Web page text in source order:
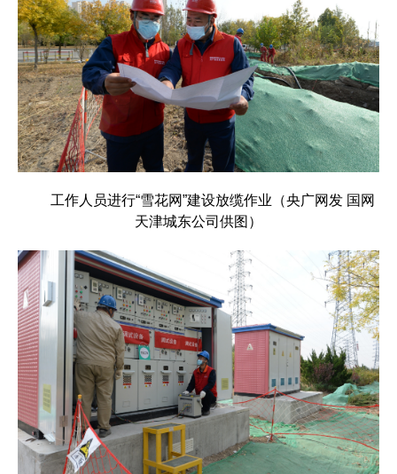
工作人员进行“雪花网”建设放缆作业（央广网发 国网
天津城东公司供图）